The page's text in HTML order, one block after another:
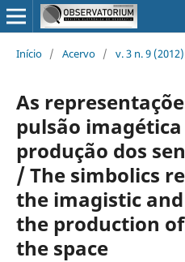
Início / Acervo / v. 3 n. 9
As
pulsão
produção dos
/ The simbolics
the imagistic
the production
the space